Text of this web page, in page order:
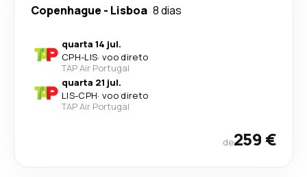
Copenhague - Lisboa 8 dias
quarta 14 jul.
CPH-LIS· voo direto
TAP Air Portugal
quarta 21 jul.
LIS-CPH· voo direto
TAP Air Portugal
de259 €